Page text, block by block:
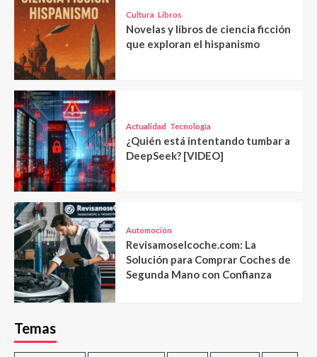
Cultura Libros
Novelas y libros de ciencia ficción
que exploran el hispanismo
Actualidad Tecnología
¿Quién está intentando tumbar a
DeepSeek? [VIDEO]
Automoción
Revisamoselcoche.com: La
Solución para Comprar Coches de
Segunda Mano con Confianza
Temas